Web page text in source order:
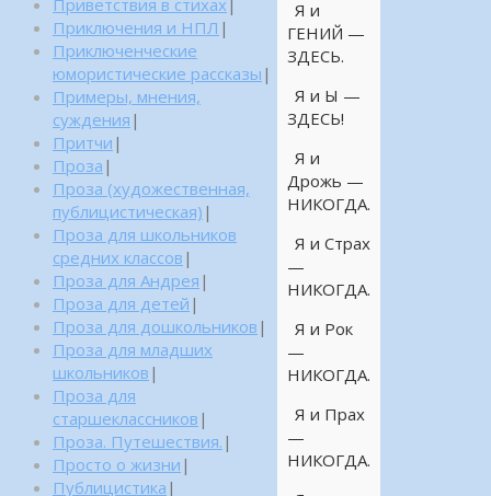
Я и
ГЕНИЙ —
ЗДЕСЬ.
Я и Ы —
ЗДЕСЬ!
Я и
Дрожь —
НИКОГДА.
Я и Страх
—
НИКОГДА.
Я и Рок
—
НИКОГДА.
Я и Прах
—
НИКОГДА.
Приветствия в стихах
Приключения и НПЛ |
Приключенческие
юмористические рассказы |
Примеры, мнения,
суждения |
Притчи |
Проза |
Проза (художественная,
публицистическая) |
Проза для школьников
средних классов |
Проза для Андрея |
Проза для детей |
Проза для дошкольников |
Проза для младших
школьников |
Проза для
старшеклассников |
Проза. Путешествия. |
Просто о жизни |
Публицистика |